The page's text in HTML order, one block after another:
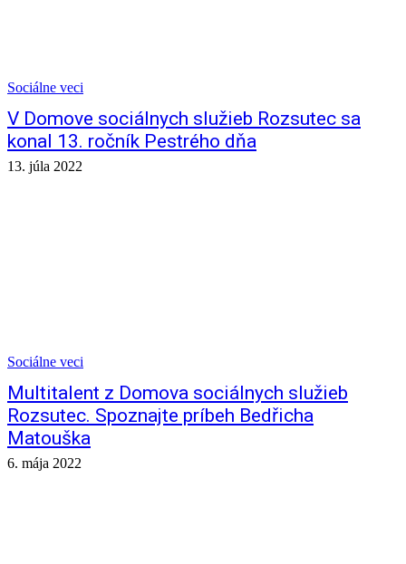
Sociálne veci
V Domove sociálnych služieb Rozsutec sa
konal 13. ročník Pestrého dňa
13. júla 2022
Sociálne veci
Multitalent z Domova sociálnych služieb
Rozsutec. Spoznajte príbeh Bedřicha
Matouška
6. mája 2022